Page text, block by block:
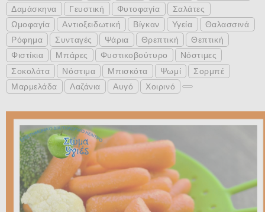
Δαμάσκηνα
Γευστική Φυτοφαγία
Σαλάτες
Ωμοφαγία
Αντιοξειδωτική Βίγκαν Υγεία
Θαλασσινά
Ρόφημα
Συνταγές Ψάρια Θρεπτική
Θεπτική
Φιστίκια
Μπάρες Φυστικοβούτυρο
Νόστιμες
Σοκολάτα
Νόστιμα Μπισκότα Ψωμί
Σορμπέ
Μαρμελάδα
Λαζάνια Αυγό Χοιρινό